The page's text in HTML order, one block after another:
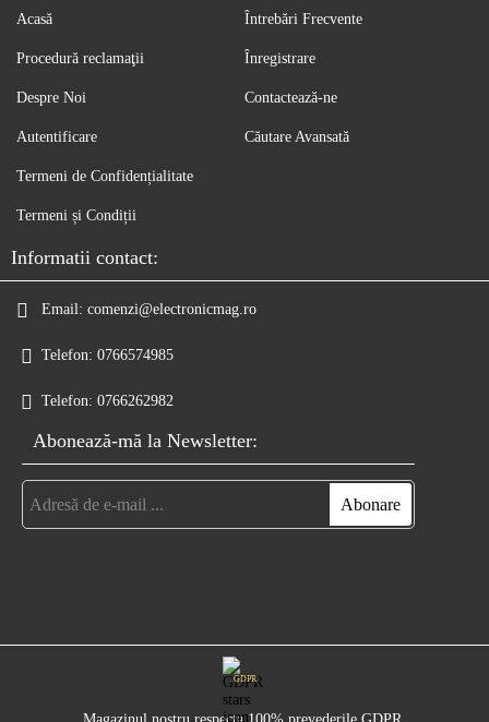
Acasă
Procedură reclamaţii
Despre Noi
Autentificare
Întrebări Frecvente
Înregistrare
Contactează-ne
Căutare Avansată
Termeni de Confidențialitate
Termeni și Condiții
Informatii contact:
Email: comenzi@electronicmag.ro
Telefon: 0766574985
Telefon: 0766262982
Abonează-mă la Newsletter:
GDPR